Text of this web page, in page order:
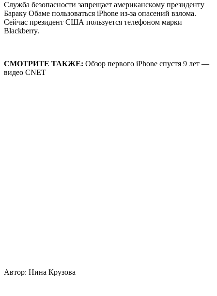
Служба безопасности запрещает американскому президенту
Бараку Обаме пользоваться iPhone из-за опасений взлома.
Сейчас президент США пользуется телефоном марки
Blackberry.
СМОТРИТЕ ТАКЖЕ: Обзор первого iPhone спустя 9 лет —
видео CNET
Автор: Нина Крузова